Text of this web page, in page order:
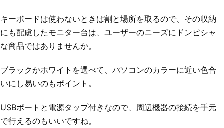
キーボードは使わないときは割と場所を取るので、その収納
にも配慮したモニター台は、ユーザーのニーズにドンピシャ
な商品ではありませんか。
ブラックかホワイトを選べて、パソコンのカラーに近い色合
いにし易いのもポイント。
USBポートと電源タップ付きなので、周辺機器の接続を手元
で行えるのもいいですね。